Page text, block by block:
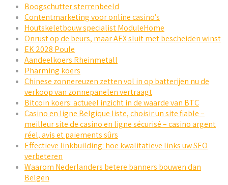
Boogschutter sterrenbeeld
Contentmarketing voor online casino’s
Houtskeletbouw specialist ModuleHome
Onrust op de beurs, maar AEX sluit met bescheiden winst
EK 2028 Poule
Aandeelkoers Rheinmetall
Pharming koers
Chinese zonnereuzen zetten vol in op batterijen nu de
verkoop van zonnepanelen vertraagt
Bitcoin koers: actueel inzicht in de waarde van BTC
Casino en ligne Belgique liste, choisir un site fiable –
meilleur site de casino en ligne sécurisé – casino argent
réel, avis et paiements sûrs
Effectieve linkbuilding: hoe kwalitatieve links uw SEO
verbeteren
Waarom Nederlanders betere banners bouwen dan
Belgen